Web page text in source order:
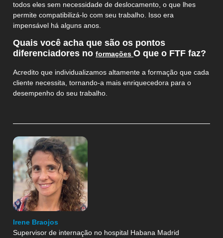
Irene Braojos
Supervisor de internação no hospital Habana Madrid
todos eles sem necessidade de deslocamento, o que lhes
permite compatibilizá-lo com seu trabalho. Isso era
impensável há alguns anos.
Quais você acha que são os pontos
diferenciadores no formações O que o FTF faz?
Acredito que individualizamos altamente a formação que cada
cliente necessita, tornando-a mais enriquecedora para o
desempenho do seu trabalho.